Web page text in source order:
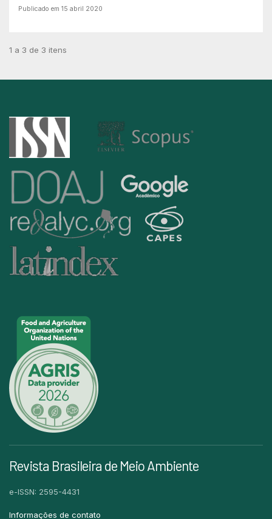
Publicado em 15 abril 2020
1 a 3 de 3 itens
Revista Brasileira de Meio Ambiente
e-ISSN: 2595-4431
Informações de contato